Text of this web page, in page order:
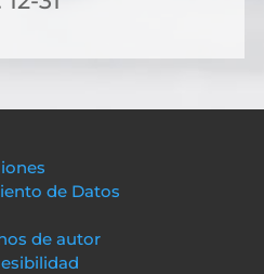
de Datos
de autor